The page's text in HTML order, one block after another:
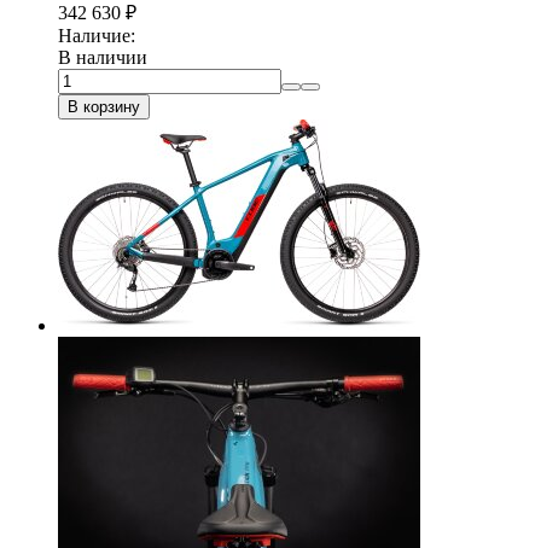
342 630 ₽
Наличие:
В наличии
В корзину